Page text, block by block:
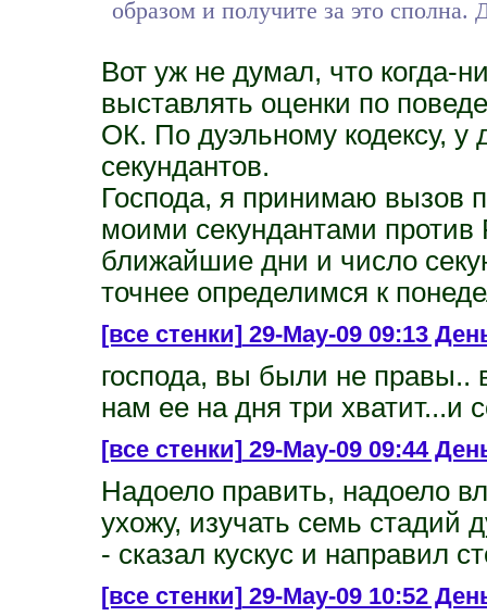
образом и получите за это сполна.
Вот уж не думал, что когда-
выставлять оценки по
ОК. По дуэльному кодексу, у
секундантов.
Господа, я принимаю вызов
моими секундантами против
ближайшие дни и число
точнее определимся к
[все стенки]29-May-09 09:13
господа, вы были не правы..
нам ее на дня три хватит...и
[все стенки]29-May-09 09:44
Надоело править, надоело
ухожу, изучать семь стадий
- сказал кускус и направил
[все стенки]29-May-09 10:52